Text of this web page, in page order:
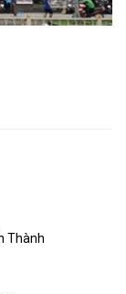
Thành